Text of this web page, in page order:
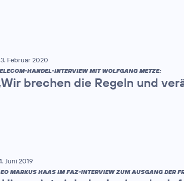
Februar 2020
HANDEL-INTERVIEW MIT WOLFGANG METZE:
brechen die Regeln und
Juni 2019
MARKUS HAAS IM FAZ-INTERVIEW ZUM AUSGANG DER